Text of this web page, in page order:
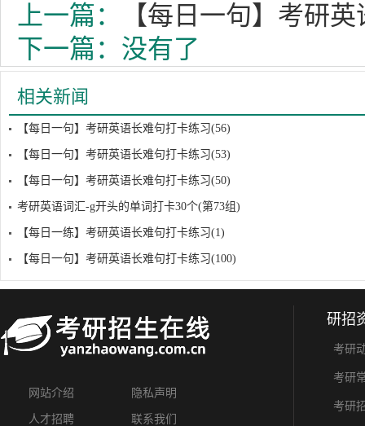
上一篇：
【每日一句】考研
下一篇：没有了
相关新闻
【每日一句】考研英语长难句打卡练习(56)
【每日一句】考研英语长难句打卡练习(53)
【每日一句】考研英语长难句打卡练习(50)
考研英语词汇-g开头的单词打卡30个(第73组)
【每日一练】考研英语长难句打卡练习(1)
【每日一句】考研英语长难句打卡练习(100)
网站介绍 隐私声明
人才招聘 联系我们
研招
考研
考研
考研